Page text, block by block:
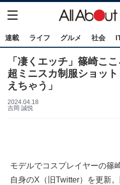
連載 ライフ グルメ 社会
「凄くエッチ」篠崎こ
超ミニスカ制服ショッ
えちゃう」
2024.04.18
吉岡 誠悦
モデルでコスプレイヤーの篠
自身のX（旧Twitter）を更新